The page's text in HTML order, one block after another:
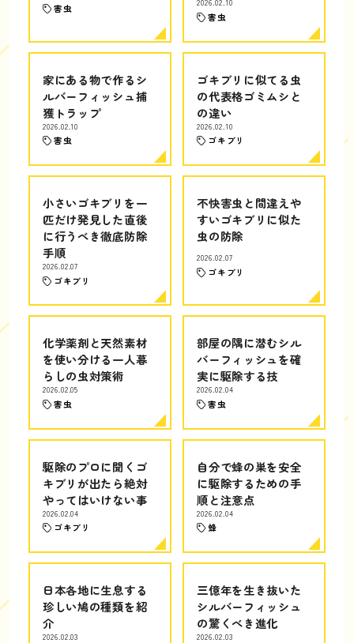
害虫
2026.02.10
害虫
家にある物で作るシ
ルバーフィッシュ捕
獲トラップ
2026.02.10
害虫
ゴキブリに似てる虫
の代表格ゴミムシと
の違い
2026.02.10
ゴキブリ
小さいゴキブリを一
匹だけ発見した直後
に行うべき徹底防除
手順
2026.02.07
ゴキブリ
不快害虫と間違えや
すいゴキブリに似た
虫の防除
2026.02.07
ゴキブリ
化学薬剤と天然素材
を使い分ける一人暮
らしの虫対策術
2026.02.05
害虫
部屋の隅に潜むシル
バーフィッシュを確
実に駆除する技
2026.02.04
害虫
駆除のプロに聞くゴ
キブリが出たら絶対
やってはいけない事
2026.02.04
ゴキブリ
自分で蜂の巣を安全
に駆除するための手
順と注意点
2026.02.04
蜂
日本各地に生息する
珍しい鳩の種類を紹
介
2026.02.03
三億年を生き抜いた
シルバーフィッシュ
の驚くべき進化
2026.02.03